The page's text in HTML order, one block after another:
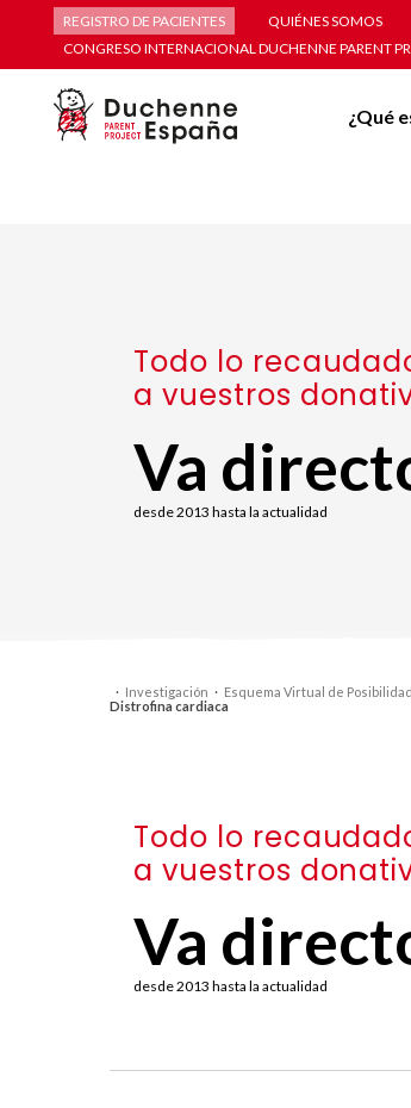
REGISTRO DE PACIENTES QUIÉNES SOMOS
CONGRESO INTERNACIONAL DUCHENNE PARENT
¿Qué
Todo lo
a vuestros
Va
desde 2013 hasta la actualidad
· Investigación · Esquema Virtual de
Distrofina cardiaca
Todo lo
a vuestros
Va
desde 2013 hasta la actualidad